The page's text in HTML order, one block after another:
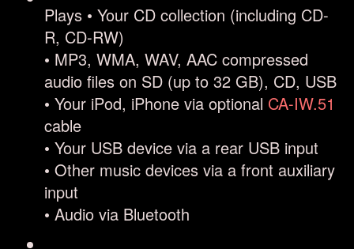
Plays • Your CD collection (including CD-
R, CD-RW)
• MP3, WMA, WAV, AAC compressed
audio files on SD (up to 32 GB), CD, USB
• Your iPod, iPhone via optional CA-IW.51
cable
• Your USB device via a rear USB input
• Other music devices via a front auxiliary
input
• Audio via Bluetooth